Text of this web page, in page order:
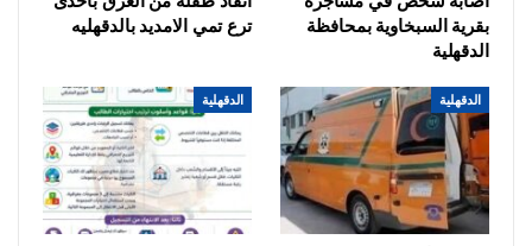
بقرية السبخاوية بمحافظة
الدقهلية
ترع تمي الامديد بالدقهليه
الدقهلية الدقهلية